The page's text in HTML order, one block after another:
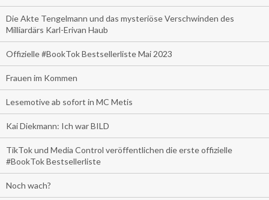
Die Akte Tengelmann und das mysteriöse Verschwinden des
Milliardärs Karl-Erivan Haub
Offizielle #BookTok Bestsellerliste Mai 2023
Frauen im Kommen
Lesemotive ab sofort in MC Metis
Kai Diekmann: Ich war BILD
TikTok und Media Control veröffentlichen die erste offizielle
#BookTok Bestsellerliste
Noch wach?